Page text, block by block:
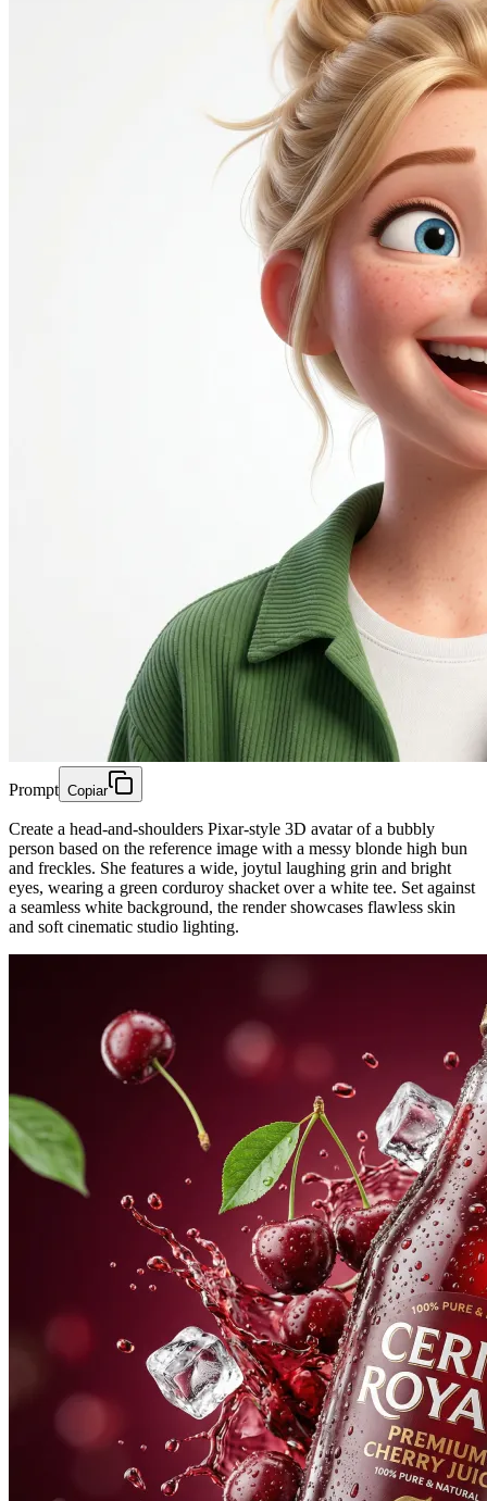
Prompt Copiar
Create a head-and-shoulders Pixar-style 3D avatar of a bubbly
person based on the reference image with a messy blonde high bun
and freckles. She features a wide, joytul laughing grin and bright
eyes, wearing a green corduroy shacket over a white tee. Set against
a seamless white background, the render showcases flawless skin
and soft cinematic studio lighting.